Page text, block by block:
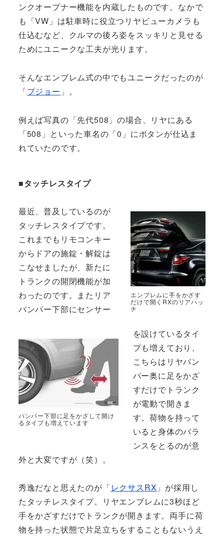
ンクオープナー機能を内蔵したものです。なかで
も「VW」は駐車時に役立つリヤビューカメラも
仕込むなど、クルマの後ろ姿をスッキリと見せる
ためにユニークな工夫が光ります。
そんなエンブレム式の中でもユニークだったのが
「プジョー 」。
例えば写真の「先代508」の場合、リヤにある
「508」といった車名の「0」にボタンが仕込ま
れていたのです。
■タッチレスタイプ
エンブレムに手をかざす
だけで開くRXのリアハッ
チ
バンパー下部に足をかざして開け
るタイプも増えています
最近、普及しているのが
タッチレスタイプです。
これまでもリモコンキー
からドアの施錠・解錠は
こなせましたが、新たに
トランクの開閉機能が加
わったのです。またリア
バンパー下部にセンサー
を設けているタイ
プも増えており、
こちらはリヤバン
パー奥に足をかざ
すだけでトランク
が電動で開きま
す。荷物を持って
いると身体のバラ
ンスをとるのが意
外と大変ですが（笑）。
秀逸だなと思えたのが「レクサスRX 」が採用し
たタッチレスタイプ。リヤエンブレムに3秒ほど
手をかざすだけでトランクが開きます。両手に荷
物を持った状態で片足立ちをすることもないうえ